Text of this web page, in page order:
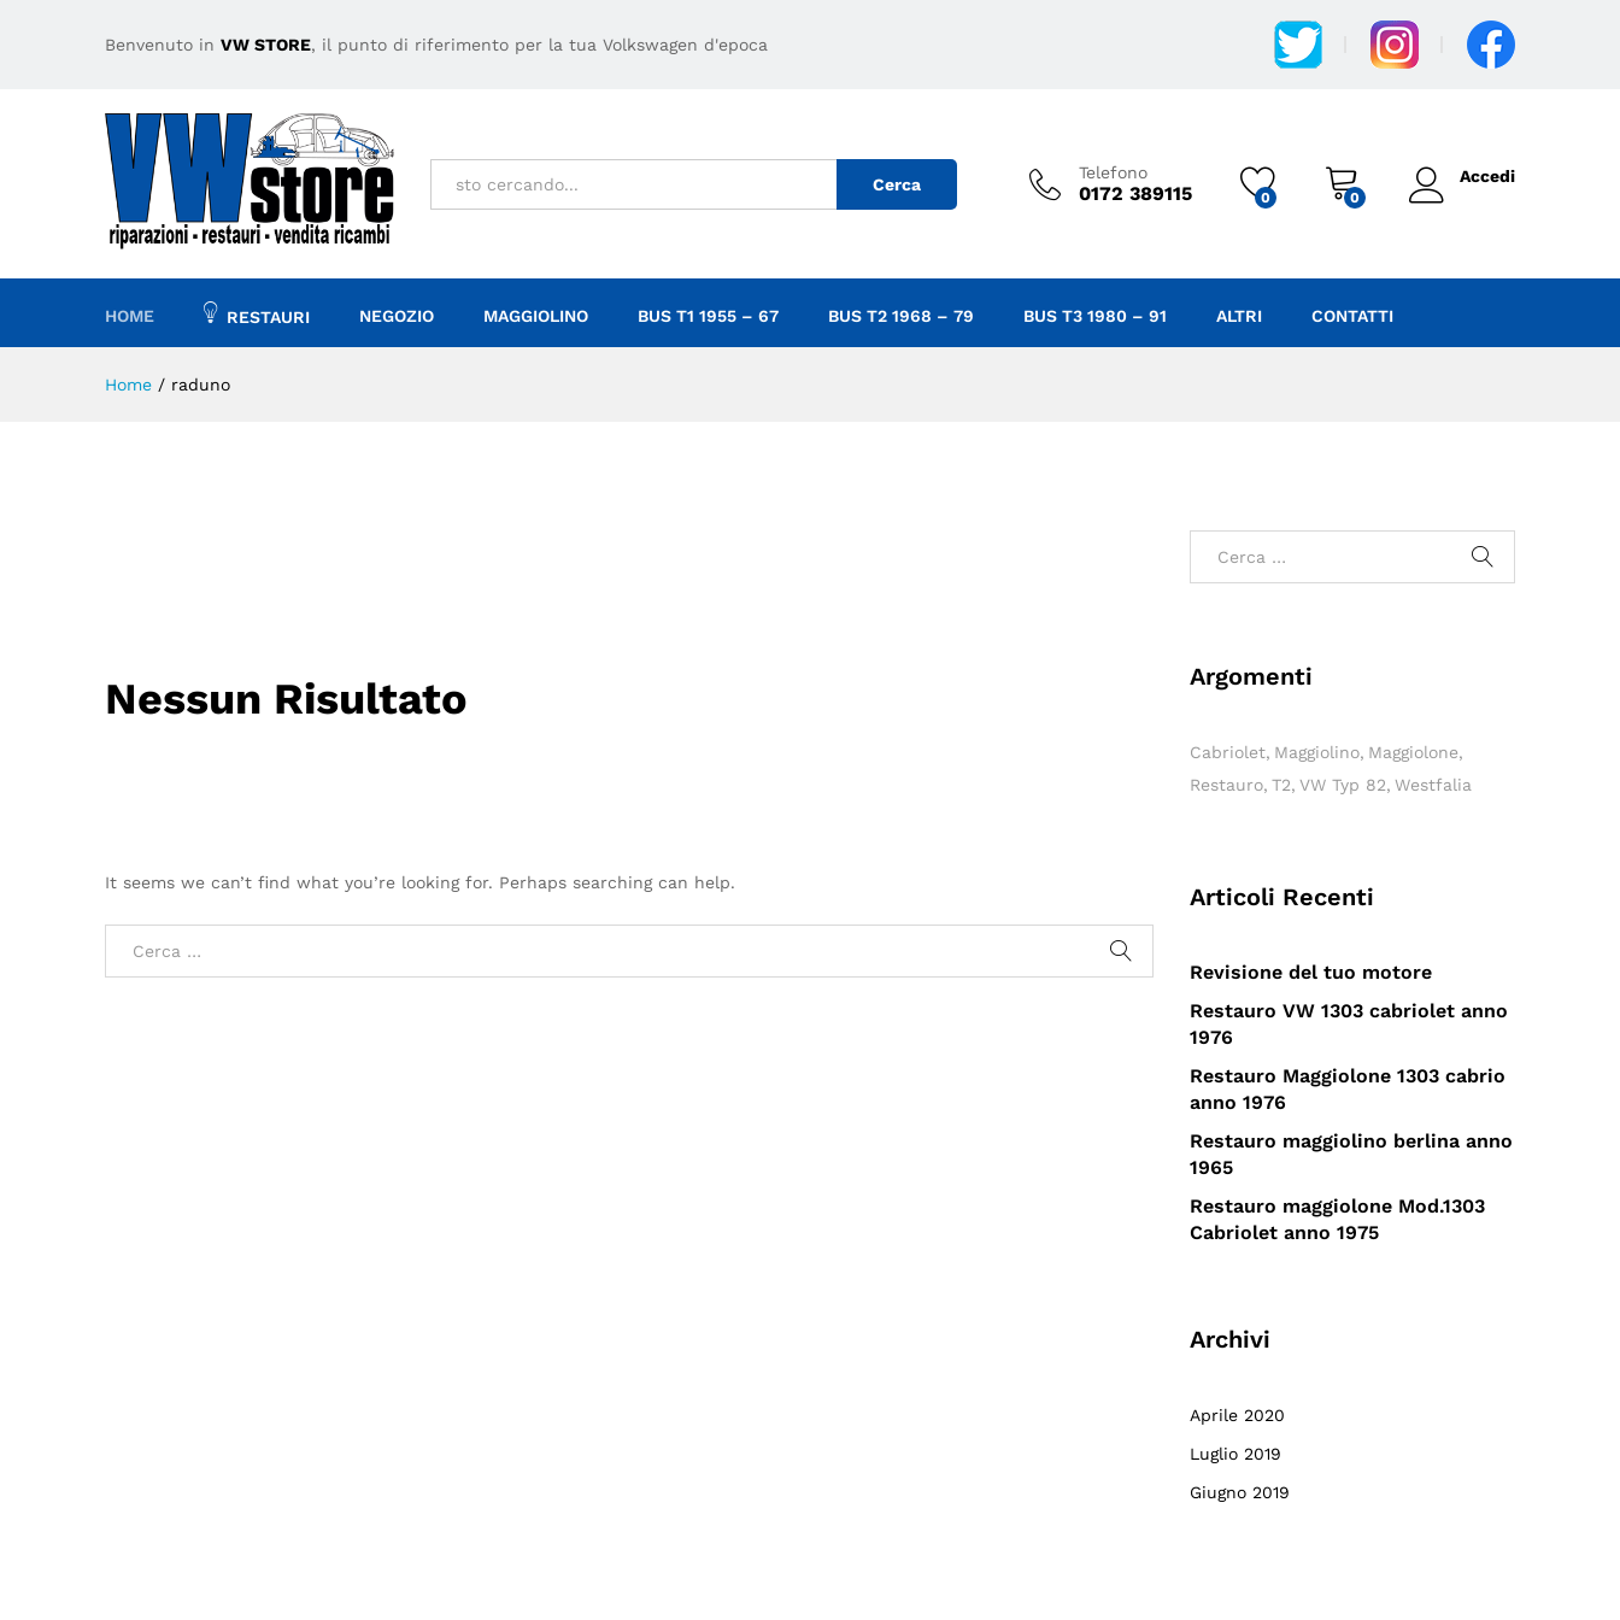
Benvenuto in VW STORE, il punto di riferimento per la tua Volkswagen d'epoca
Tutto Cerca
Telefono
0172 389115 0 0
Accedi
HOME RESTAURI NEGOZIO MAGGIOLINO BUS T1 1955 – 67 BUS T2 1968 – 79 BUS T3 1980 – 91 ALTRI CONTATTI
Home / raduno
Nessun Risultato
It seems we can’t find what you’re looking for. Perhaps searching can help.
Argomenti
Cabriolet Maggiolino Maggiolone
Restauro T2 VW Typ 82 Westfalia
Articoli Recenti
Revisione del tuo motore
Restauro VW 1303 cabriolet anno
1976
Restauro Maggiolone 1303 cabrio
anno 1976
Restauro maggiolino berlina anno
1965
Restauro maggiolone Mod.1303
Cabriolet anno 1975
Archivi
Aprile 2020
Luglio 2019
Giugno 2019